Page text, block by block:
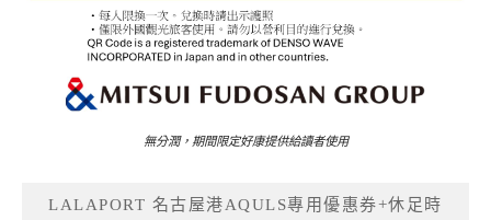
無分潤，期間限定好康提供給讀者使用
LALAPORT 名古屋港AQULS專用優惠券+休足時